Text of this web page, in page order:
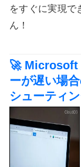
をすぐに実現で
ん！
🚀 Microsoft
ーが遅い場
シューティ